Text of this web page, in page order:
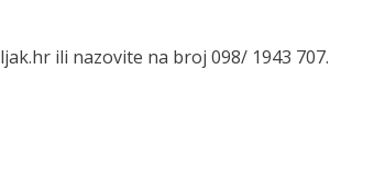
ljak.hr ili nazovite na broj 098/ 1943 707.